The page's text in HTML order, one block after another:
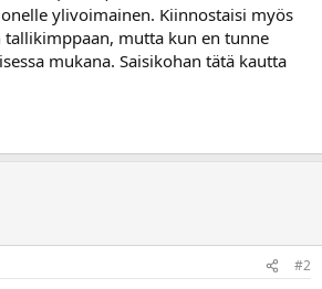
ylivoimainen. Kiinnostaisi myös
mutta kun en tunne
mukana. Saisikohan tätä kautta
#2